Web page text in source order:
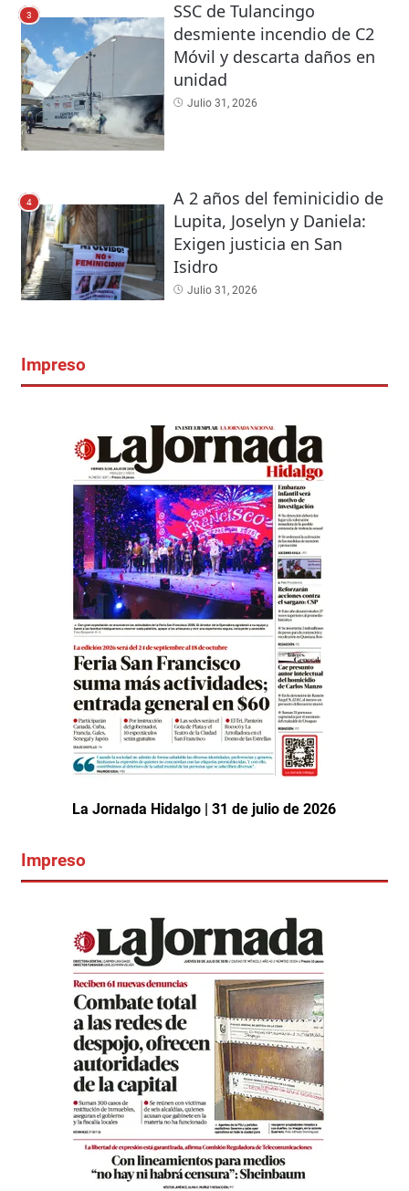
3
SSC de Tulancingo
desmiente incendio de C2
Móvil y descarta daños en
unidad
Julio 31, 2026
4
A 2 años del feminicidio de
Lupita, Joselyn y Daniela:
Exigen justicia en San
Isidro
Julio 31, 2026
Impreso
La Jornada Hidalgo | 31 de julio de 2026
Impreso